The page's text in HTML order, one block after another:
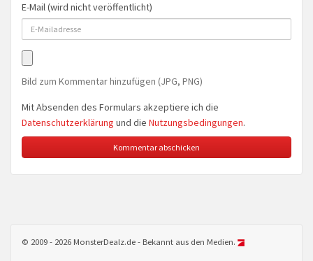
E-Mail (wird nicht veröffentlicht)
Bild zum Kommentar hinzufügen (JPG, PNG)
Mit Absenden des Formulars akzeptiere ich die
Datenschutzerklärung und die Nutzungsbedingungen.
© 2009 - 2026 MonsterDealz.de - Bekannt aus den Medien.